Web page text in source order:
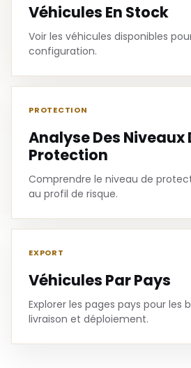
Véhicules En Stock
Voir les véhicules disponibles
configuration.
PROTECTION
Analyse Des Niveaux
Protection
Comprendre le niveau de
au profil de risque.
EXPORT
Véhicules Par Pays
Explorer les pages pays pour les
livraison et déploiement.